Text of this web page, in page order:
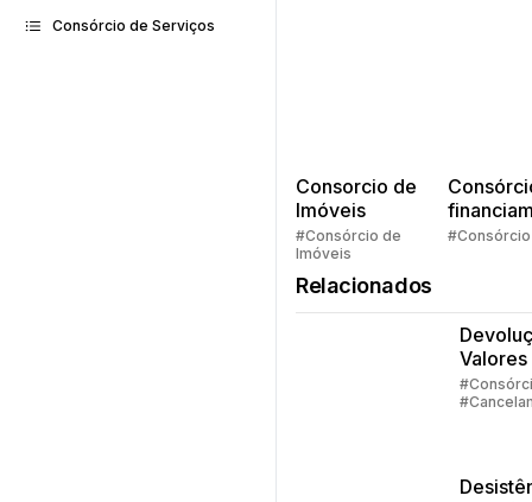
Consórcio de Serviços
Consorcio de
Imóveis
#Consórcio de
Imóveis
Quem
#Consórcio
Relacionados
Valores
Parte 1